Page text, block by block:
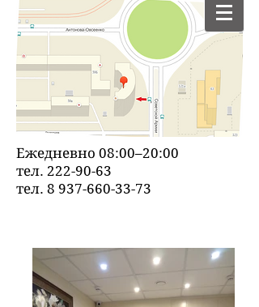
Ежедневно 08:00–20:00
тел. 222-90-63
тел. 8 937-660-33-73